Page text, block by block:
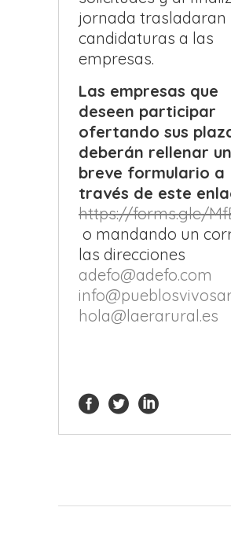
jornada trasladaran
candidaturas a las
empresas.
Las empresas que
deseen participar
ofertando sus
deberán rellenar un
breve formulario a
través de este
https://forms.gle/
o mandando un
las direcciones
adefo@adefo.com
hola@laerarural.es